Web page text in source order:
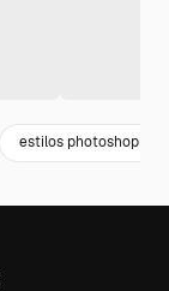
estilos photoshop